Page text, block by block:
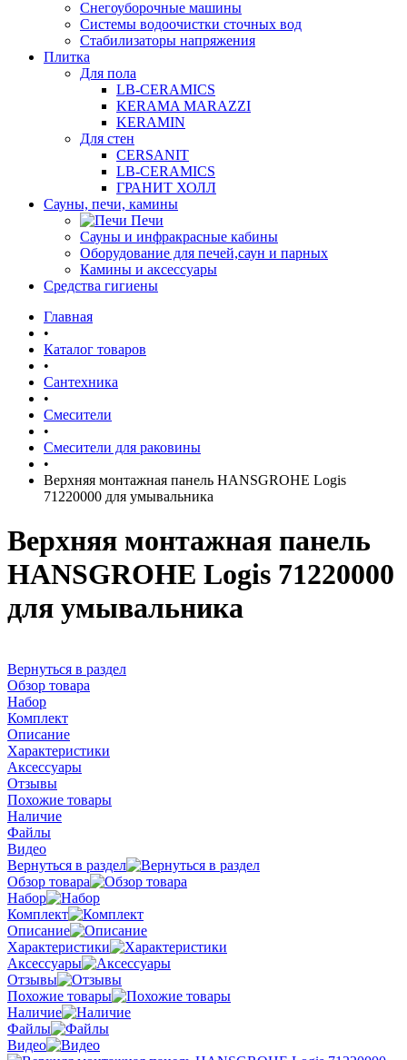
Снегоуборочные машины
Системы водоочистки сточных вод
Стабилизаторы напряжения
Плитка
Для пола
LB-CERAMICS
KERAMA MARAZZI
KERAMIN
Для стен
CERSANIT
LB-CERAMICS
ГРАНИТ ХОЛЛ
Сауны, печи, камины
Печи
Сауны и инфракрасные кабины
Оборудование для печей,саун и парных
Камины и аксессуары
Средства гигиены
Главная
•
Каталог товаров
•
Сантехника
•
Смесители
•
Смесители для раковины
•
Верхняя монтажная панель HANSGROHE Logis
71220000 для умывальника
Верхняя монтажная панель
HANSGROHE Logis 71220000
для умывальника
Вернуться в раздел
Обзор товара
Набор
Комплект
Описание
Характеристики
Аксессуары
Отзывы
Похожие товары
Наличие
Файлы
Видео
Вернуться в раздел
Обзор товара
Набор
Комплект
Описание
Характеристики
Аксессуары
Отзывы
Похожие товары
Наличие
Файлы
Видео